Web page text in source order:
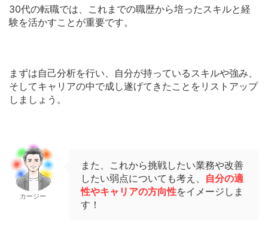
30代の転職では、これまでの職歴から培ったスキルと経
験を活かすことが重要です。
まずは自己分析を行い、自分が持っているスキルや強み、
そしてキャリアの中で成し遂げてきたことをリストアップ
しましょう。
カージー
また、これから挑戦したい業務や改善
したい弱点についても考え、 自分の適
性やキャリアの方向性をイメージしま
す！